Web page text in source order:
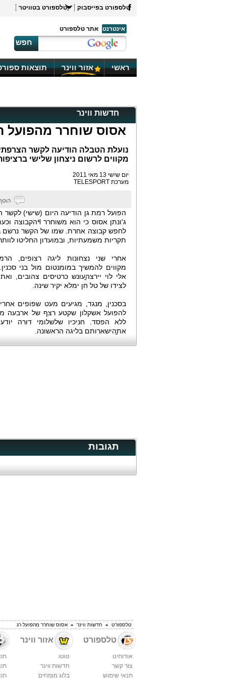
טלספורט בפייסבוק טלספורט בטוויטר
אינטרנט
אתר טלספורט
חפש
ראשי אזור ווינר תוצאות
חדשות ווינר
אסוס שוחרר מהפועל
נועלת הטבלה הודיעה לקשר
מקווים לרשום ניצחון שלישי
יום שישי 13 מאי 2011
מערכת TELESPORT
הפועל רמת גן הודיעה היום (שישי) לקשר
ג'ונתן אסוס כי הוא משוחרר ߞהקבוצה
לחפש קבוצה אחרת. שמו של הקשר נרשם
תקריות משמעתיות, ובמועדון החליטו לוותר
אחרי שני נצחונות ליגה רצופים,
מקווים להמשיך במומנטום מול בני
אלי לוי יירצה̠עונש כרטיסים צהובים,
לצידו של טל חן ימלא יקיר שינה.
בסכנין, מנגד, מגיעים מעט שפופים
להפועל אשקלון שקטע רצף של ארבעה
ללא הפסד. חניכיו שלשלומי דורה
את̠הישארותם בליגה הראשונה.
תגובות
טלספורט » חדשות ווינר » אסוס שוחרר מהפועל רג
טלספורט
אודותינו
צור קשר
תנאי שימוש
אזור ווינר
טוטו
חדשות ווינר
בלוג מומחים